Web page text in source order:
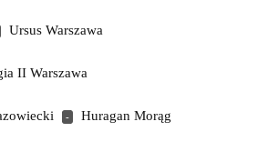
Ursus Warszawa
II Warszawa
- Huragan Morąg